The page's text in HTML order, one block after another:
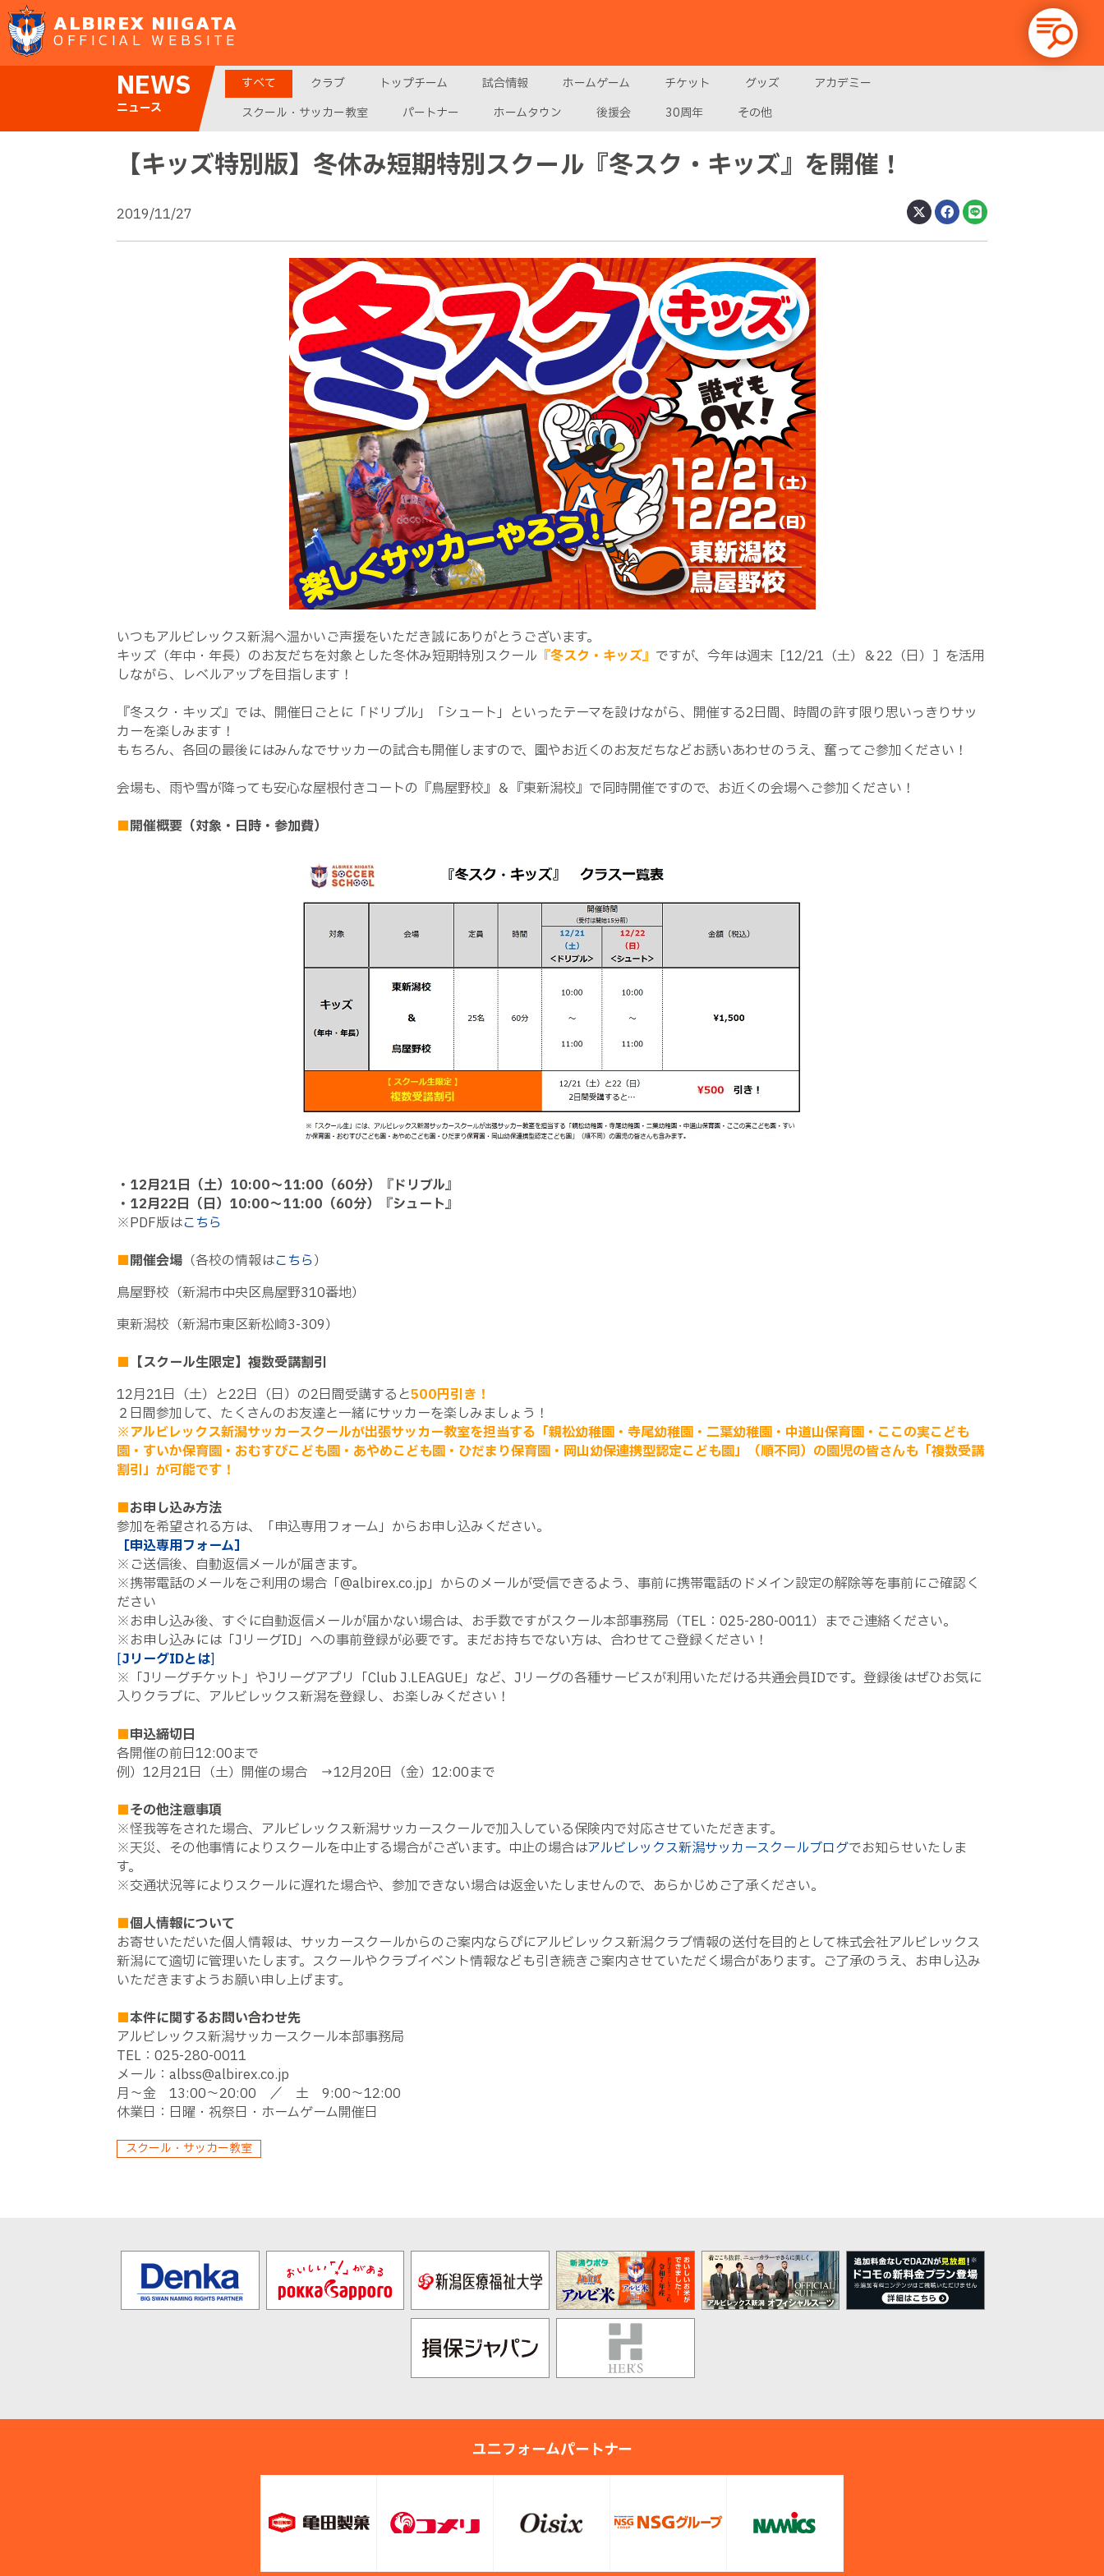
ALBIREX NIIGATA
OFFICIAL WEBSITE
NEWS
ニュース
すべて クラブ トップチーム 試合情報 ホームゲーム チケット グッズ
アカデミー
スクール・サッカー教室
パートナー ホームタウン 後援会 30周年 その他
【キッズ特別版】冬休み短期特別スクール『冬スク・キッズ』を開催！
2019/11/27
いつもアルビレックス新潟へ温かいご声援をいただき誠にありがとうございます。
キッズ（年中・年長）のお友だちを対象とした冬休み短期特別スクール 『冬スク・キッズ』 ですが、今年は週末［12/21 （土）＆22 （日）］を活用
しながら、レベルアップを目指します！
『冬スク・キッズ』では、開催日ごとに「ドリブル」「シュート」といったテーマを設けながら、開催する2日間、時間の許す限り思いっきりサッ
カーを楽しみます！
もちろん、各回の最後にはみんなでサッカーの試合も開催しますので、園やお近くのお友だちなどお誘いあわせのうえ、奮ってご参加ください！
会場も、雨や雪が降っても安心な屋根付きコートの『鳥屋野校』＆『東新潟校』で同時開催ですので、お近くの会場へご参加ください！
■開催概要（対象・日時・参加費）
・ 12月21日（土） 10:00～11:00 （60分）『ドリブル』
・ 12月22日（日） 10:00～11:00 （60分）『シュート』
※PDF版はこちら
■開催会場 （各校の情報はこちら）
鳥屋野校（新潟市中央区鳥屋野310番地）
東新潟校（新潟市東区新松崎3-309）
■ 【スクール生限定】複数受講割引
12月21日（土）と22日（日）の2日間受講すると500円引き！
２日間参加して、たくさんのお友達と一緒にサッカーを楽しみましょう！
※アルビレックス新潟サッカースクールが出張サッカー教室を担当する「親松幼稚園・寺尾幼稚園・二葉幼稚園・中道山保育園・ここの実こども
園・すいか保育園・おむすびこども園・あやめこども園・ひだまり保育園・岡山幼保連携型認定こども園」（順不同）の園児の皆さんも「複数受講
割引」が可能です！
■お申し込み方法
参加を希望される方は、「申込専用フォーム」からお申し込みください。
［申込専用フォーム］
※ご送信後、自動返信メールが届きます。
※携帯電話のメールをご利用の場合「@albirex.co.jp」からのメールが受信できるよう、事前に携帯電話のドメイン設定の解除等を事前にご確認く
ださい
※お申し込み後、すぐに自動返信メールが届かない場合は、お手数ですがスクール本部事務局（TEL ： 025-280-0011）までご連絡ください。
※お申し込みには「J リーグID」への事前登録が必要です。まだお持ちでない方は、合わせてご登録ください！
[JリーグIDとは]
※「J リーグチケット」やJ リーグアプリ「Club J.LEAGUE」など、 J リーグの各種サービスが利用いただける共通会員IDです。登録後はぜひお気に
入りクラブに、アルビレックス新潟を登録し、お楽しみください！
■申込締切日
各開催の前日12:00まで
例） 12月21日（土）開催の場合 →12月20日（金） 12:00まで
■その他注意事項
※怪我等をされた場合、アルビレックス新潟サッカースクールで加入している保険内で対応させていただきます。
※天災、その他事情によりスクールを中止する場合がございます。中止の場合はアルビレックス新潟サッカースクールブログでお知らせいたしま
す。
※交通状況等によりスクールに遅れた場合や、参加できない場合は返金いたしませんので、あらかじめご了承ください。
■個人情報について
お寄せいただいた個人情報は、サッカースクールからのご案内ならびにアルビレックス新潟クラブ情報の送付を目的として株式会社アルビレックス
新潟にて適切に管理いたします。スクールやクラブイベント情報なども引き続きご案内させていただく場合があります。ご了承のうえ、お申し込み
いただきますようお願い申し上げます。
■本件に関するお問い合わせ先
アルビレックス新潟サッカースクール本部事務局
TEL ： 025-280-0011
メール：albss@albirex.co.jp
月～金 13:00～20:00 ／ 土 9:00～12:00
休業日：日曜・祝祭日・ホームゲーム開催日
スクール・サッカー教室
ユニフォームパートナー